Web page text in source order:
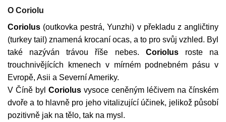
O Coriolu
Coriolus (outkovka pestrá, Yunzhi) v překladu z angličtiny
(turkey tail) znamená krocaní ocas, a to pro svůj vzhled. Byl
také nazýván trávou říše nebes. Coriolusroste na
trouchnivějících kmenech v mírném podnebném pásu v
Evropě, Asii a Severní Ameriky.
V Číně byl Coriolus vysoce ceněným léčivem na čínském
dvoře a to hlavně pro jeho vitalizující účinek, jelikož působí
pozitivně jak na tělo, tak na mysl.